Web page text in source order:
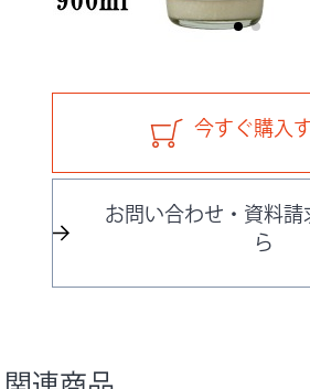
今すぐ購入
お問い合わせ・資料
ら